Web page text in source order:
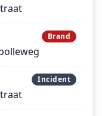
Brand
Incident